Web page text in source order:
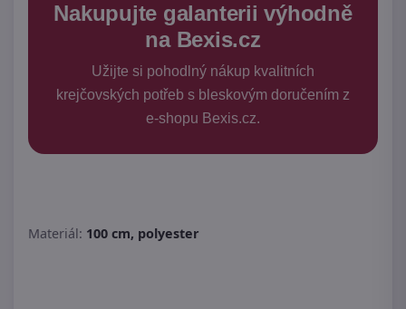
Nakupujte galanterii výhodně
na Bexis.cz
Užijte si pohodlný nákup kvalitních
krejčovských potřeb s bleskovým doručením z
e-shopu Bexis.cz.
Materiál: 100 cm, polyester